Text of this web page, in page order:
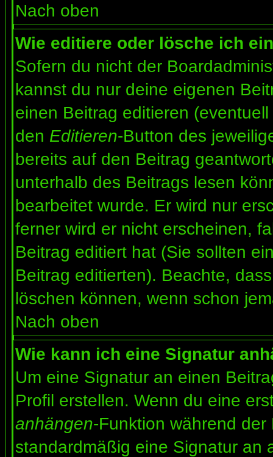
Nach oben
Wie editiere oder lösche ich
Sofern du nicht der
kannst du nur deine eigenen
einen Beitrag editieren
den Editieren-Button des
bereits auf den Beitrag
unterhalb des Beitrags lesen
bearbeitet wurde. Er wird nur
ferner wird er nicht erscheinen,
Beitrag editiert hat (Sie sollten
Beitrag editierten). Beachte,
löschen können, wenn schon
Nach oben
Wie kann ich eine Signatur
Um eine Signatur an einen
Profil erstellen. Wenn du eine
anhängen-Funktion während
standardmäßig eine Signatur an